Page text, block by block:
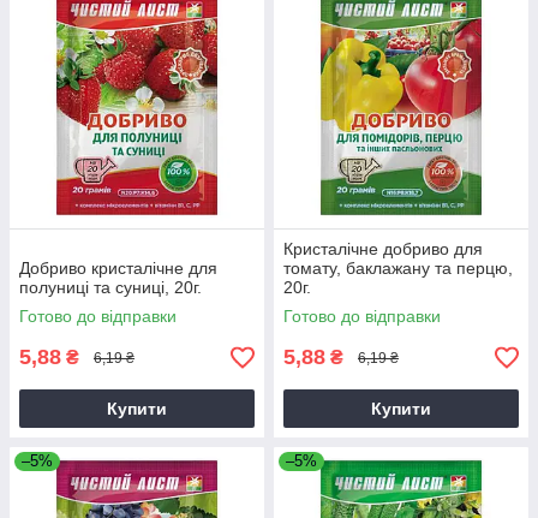
Добриво кристалічне для
полуниці та суниці, 20г.
Готово до відправки
5,88 ₴ 6,19 ₴
Купити
Кристалічне добриво для
томату, баклажану та перцю,
20г.
Готово до відправки
5,88 ₴ 6,19 ₴
Купити
–5% –5%